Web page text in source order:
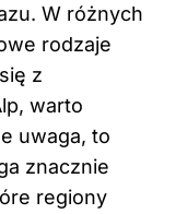
W różnych
rodzaje
z
warto
uwaga, to
znacznie
regiony